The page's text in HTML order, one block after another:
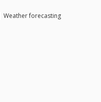
Weather forecasting